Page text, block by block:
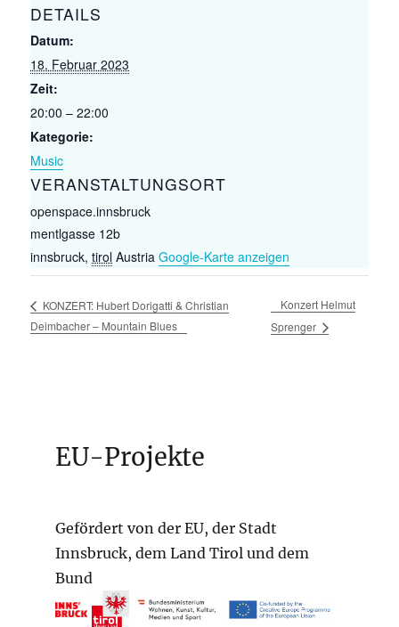
DETAILS
Datum:
18. Februar 2023
Zeit:
20:00 – 22:00
Kategorie:
Music
VERANSTALTUNGSORT
openspace.innsbruck
mentlgasse 12b
innsbruck, tirol Austria Google-Karte anzeigen
KONZERT: Hubert Dorigatti & Christian
Deimbacher – Mountain Blues
Konzert Helmut
Sprenger
EU-Projekte
Gefördert von der EU, der Stadt
Innsbruck, dem Land Tirol und dem
Bund